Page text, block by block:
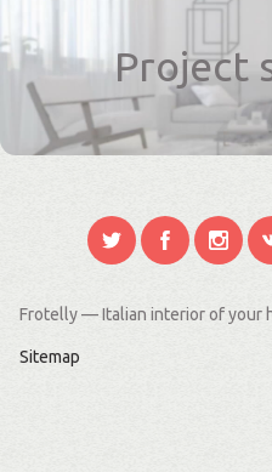
Project
Frotelly — Italian interior of your
Sitemap